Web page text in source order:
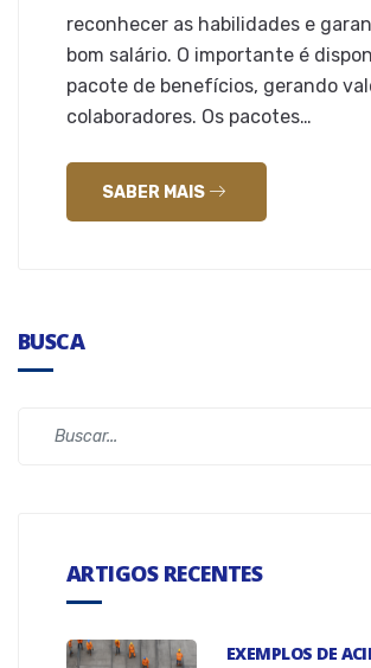
reconhecer as habilidades e
bom salário. O importante é
pacote de benefícios, gerando
colaboradores. Os pacotes…
SABER MAIS
BUSCA
ARTIGOS RECENTES
EXEMPLOS DE